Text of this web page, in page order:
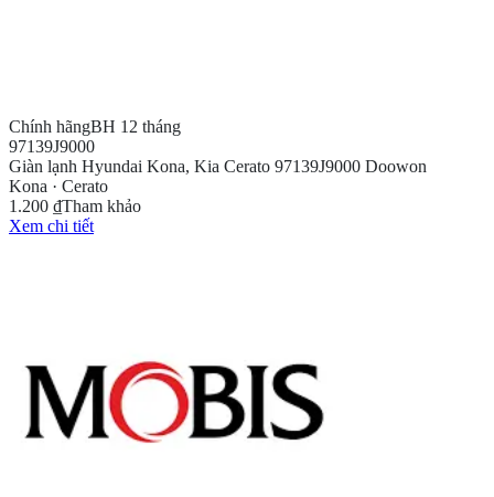
Chính hãngBH 12 tháng
97139J9000
Giàn lạnh Hyundai Kona, Kia Cerato 97139J9000 Doowon
Kona · Cerato
1.200 ₫Tham khảo
Xem chi tiết